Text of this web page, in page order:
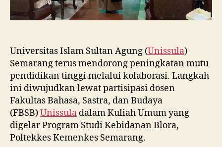
Universitas Islam Sultan Agung (Unissula)
Semarang terus mendorong peningkatan mutu
pendidikan tinggi melalui kolaborasi. Langkah
ini diwujudkan lewat partisipasi dosen
Fakultas Bahasa, Sastra, dan Budaya
(FBSB)Unissula dalam Kuliah Umum yang
digelar Program Studi Kebidanan Blora,
Poltekkes Kemenkes Semarang.